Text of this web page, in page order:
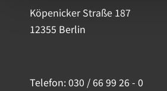
Köpenicker Straße 187
12355 Berlin
Telefon:030 / 66 99 26 - 0